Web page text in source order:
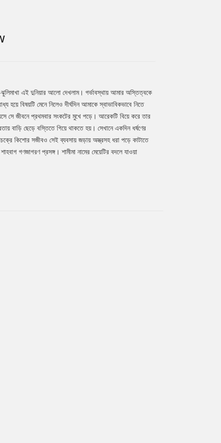
ঝুলিমাখা এই দুনিয়ার আলো দেখলাম। গর্ভাবস্থায় আমার অস্তিত্বকে
বিষয়টি মেনে নিলেও দীর্ঘদিন আমাকে স্বাভাবিকভাবে নিতে
সে জীবনে প্রথমবার সংকটের মুখে পড়ে। আরেকটি বিয়ে করে তার
বাড়ি ছেড়ে বস্তিতে গিয়ে থাকতে হয়। সেখানে একদিন ধর্ষণের
কিশোর সজীবও সেই ব্যবসায় জড়ায় অস্ত্রসহ ধরা পড়ে কাটাতে
গণজাগরণ প্রসঙ্গ। শামীমা নামের মেয়েটির বদলে যাওয়া